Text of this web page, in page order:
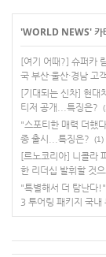
'WORLD NEWS' 카
[여기 어때?] 슈퍼카
국 부산·울산·경남 고
[기대되는 신차] 현대
티저 공개...특징은?
"스포티한 매력 더했
종 출시...특징은?
(1)
[르노코리아] 니콜라
한 리더십 발휘할 것
"특별해서 더 탐난다
3 투어링 패키지 국내